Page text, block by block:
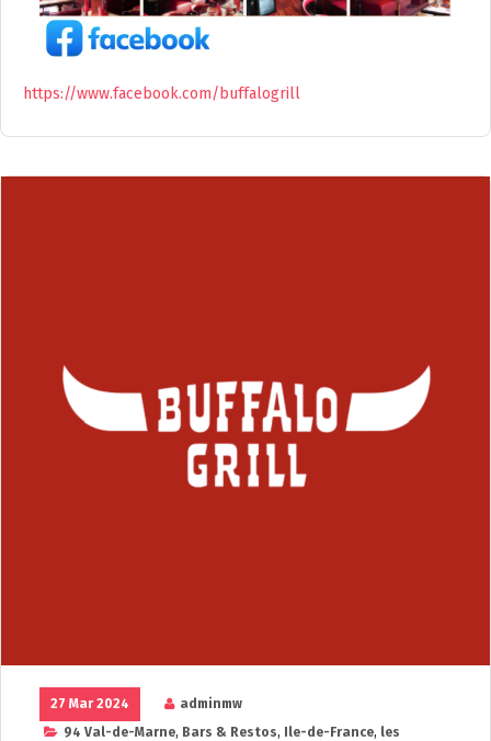
https://www.facebook.com/buffalogrill
27 Mar 2024
adminmw
94 Val-de-Marne, Bars & Restos, Ile-de-France, les